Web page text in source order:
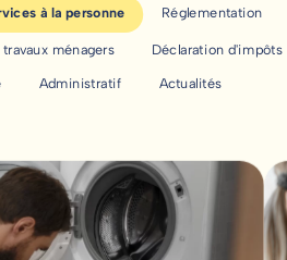
à la personne Réglementation
ménagers Déclaration d'impôts
Administratif Actualités